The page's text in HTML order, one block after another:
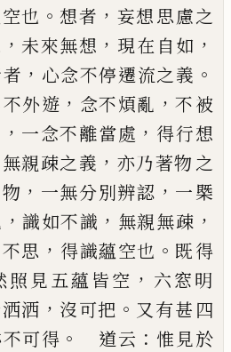
也 。 想者 ， 妄想思慮之
， 未來無想 ， 現在自如 ，
， 心念不停遷流之義 。
不外遊 ， 念不煩亂 ， 不被
， 一念不離當處 ， 得行想
親疎之義 ， 亦乃著物之
， 一無分別辨認 ， 一槩
， 識如不識 ， 無親無疎 ，
思 ， 得識蘊空也 。 既得
照見五蘊皆空 ， 六窓明
洒 ， 沒可把 。 又有甚四
可得 。 道云 ： 惟見於